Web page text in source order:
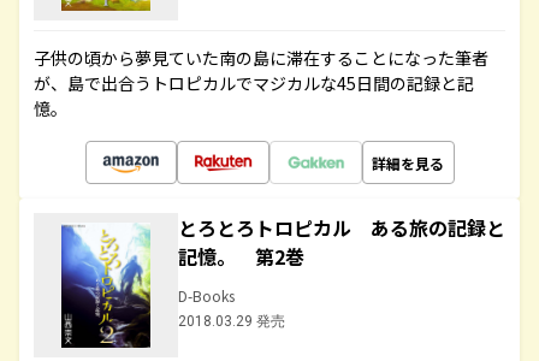
子供の頃から夢見ていた南の島に滞在することになった筆者
が、島で出合うトロピカルでマジカルな45日間の記録と記
憶。
詳細を見る
とろとろトロピカル ある旅の記録と
記憶。 第2巻
D-Books
2018.03.29 発売